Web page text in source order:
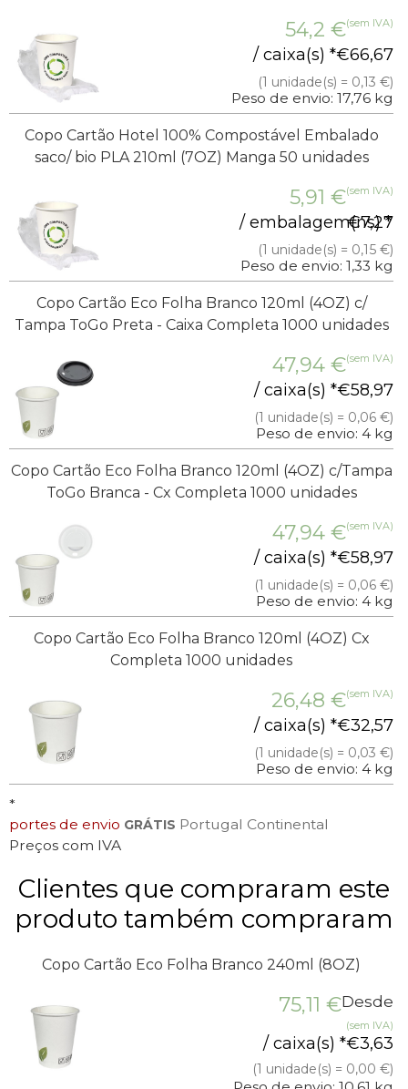
54,2 €(sem IVA)
66,67
€
/ caixa(s) *
(1 unidade(s) = 0,13 €)
Peso de envio: 17,76 kg
Copo Cartão Hotel 100% Compostável Embalado
saco/ bio PLA 210ml (7OZ) Manga 50 unidades
5,91 €(sem IVA)
7,27
€
/ embalagem(ns) *
(1 unidade(s) = 0,15 €)
Peso de envio: 1,33 kg
Copo Cartão Eco Folha Branco 120ml (4OZ) c/
Tampa ToGo Preta - Caixa Completa 1000 unidades
47,94 €(sem IVA)
58,97
€
/ caixa(s) *
(1 unidade(s) = 0,06 €)
Peso de envio: 4 kg
Copo Cartão Eco Folha Branco 120ml (4OZ) c/Tampa
ToGo Branca - Cx Completa 1000 unidades
47,94 €(sem IVA)
58,97
€
/ caixa(s) *
(1 unidade(s) = 0,06 €)
Peso de envio: 4 kg
Copo Cartão Eco Folha Branco 120ml (4OZ) Cx
Completa 1000 unidades
26,48 €(sem IVA)
32,57
€
/ caixa(s) *
(1 unidade(s) = 0,03 €)
Peso de envio: 4 kg
*
portes de envio GRÁTIS Portugal Continental
Preços com IVA
Clientes que compraram este
produto também compraram
Copo Cartão Eco Folha Branco 240ml (8OZ)
Desde
75,11 €
(sem IVA)
3,63
€
/ caixa(s) *
(1 unidade(s) = 0,00 €)